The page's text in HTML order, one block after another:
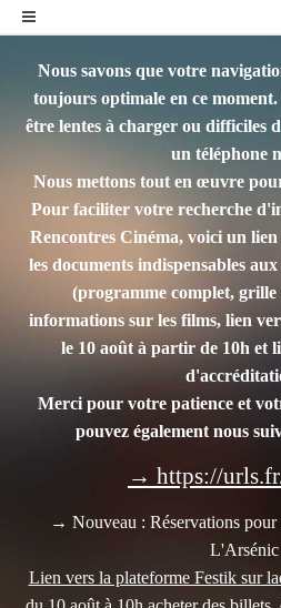
Nous savons que votre
toujours optimale en ce
être lentes à charger ou difficiles
un téléphone
Nous mettons tout en œuvre
Pour faciliter votre recherche
Rencontres Cinéma, voici un
les documents indispensables
(programme complet,
informations sur les films, lien
le 10 août à partir de 10h et
Merci pour votre patience et
pouvez également nous
→ https://
→ Nouveau : Réservations pour
L'Arsénic
Lien vers la plateforme Festik sur